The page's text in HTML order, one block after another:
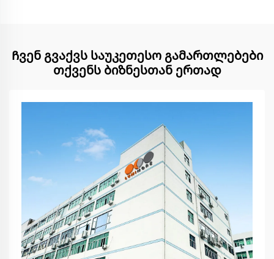
Ჩვენ გვაქვს საუკეთესო გამართლებები
თქვენს ბიზნესთან ერთად